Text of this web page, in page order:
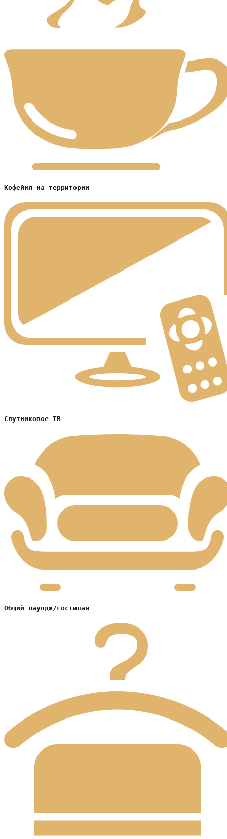
Кофейня на территории
Спутниковое ТВ
Общий лаундж/гостиная